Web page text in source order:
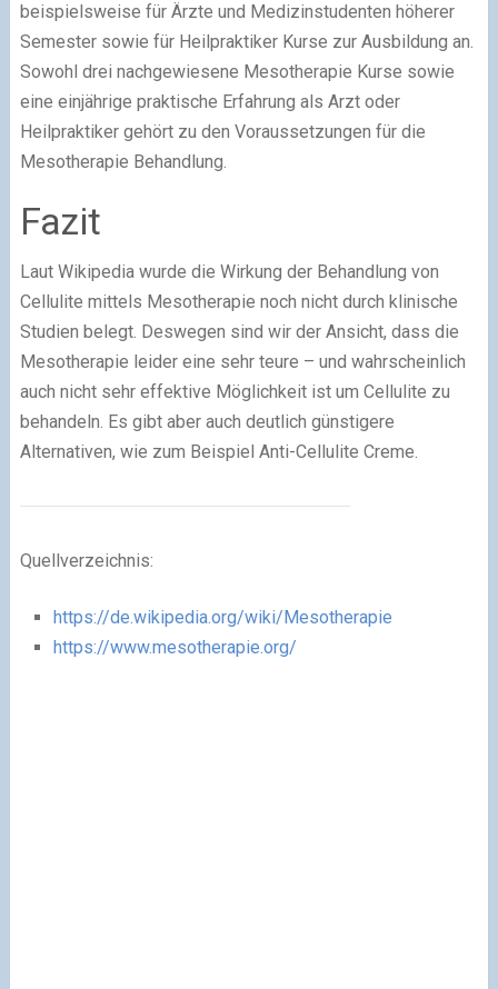
beispielsweise für Ärzte und Medizinstudenten höherer
Semester sowie für Heilpraktiker Kurse zur Ausbildung an.
Sowohl drei nachgewiesene Mesotherapie Kurse sowie
eine einjährige praktische Erfahrung als Arzt oder
Heilpraktiker gehört zu den Voraussetzungen für die
Mesotherapie Behandlung.
Fazit
Laut Wikipedia wurde die Wirkung der Behandlung von
Cellulite mittels Mesotherapie noch nicht durch klinische
Studien belegt. Deswegen sind wir der Ansicht, dass die
Mesotherapie leider eine sehr teure – und wahrscheinlich
auch nicht sehr effektive Möglichkeit ist um Cellulite zu
behandeln. Es gibt aber auch deutlich günstigere
Alternativen, wie zum Beispiel Anti-Cellulite Creme.
Quellverzeichnis:
https://de.wikipedia.org/wiki/Mesotherapie
https://www.mesotherapie.org/